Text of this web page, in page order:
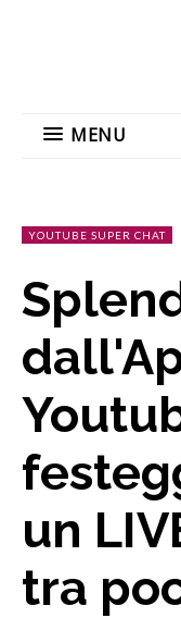
MENU
YOUTUBE SUPER CHAT
un
tra